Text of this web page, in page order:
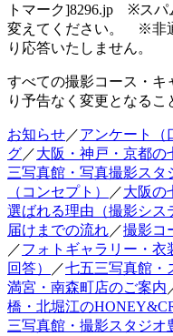
トマーク]8296.jp ※スパ
変えてください。 ※非
り応答いたしません。
すべての撮影コース・キ
り予告なく変更となるこ
お知らせ／アンケート（
グ／大阪・神戸・京都の
三写真館・写真撮影ス
（コンセプト）
／大阪の
選ばれる理由（撮影シス
届けまでの流れ／撮影コ
／フォトギャラリー・衣
回答）
／七五三写真館・
満宮・南森町店のご案内
橋・北堀江の
三写真館・撮影スタジオ